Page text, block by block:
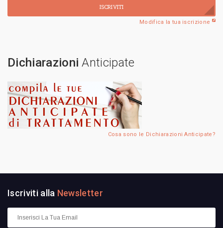
ISCRIVITI
Modifica la tua iscrizione
DichiarazioniAnticipate
Cosa sono le Dichiarazioni Anticipate?
Iscriviti alla Newsletter